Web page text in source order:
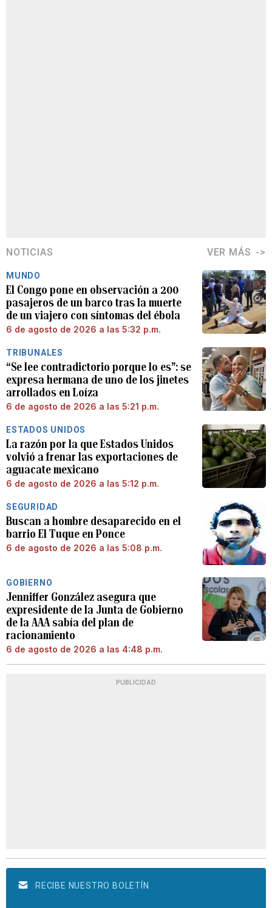
NOTICIAS VER MÁS
MUNDO
El Congo pone en observación a 200
pasajeros de un barco tras la muerte
de un viajero con síntomas del ébola
6 de agosto de 2026 a las 5:32 p.m.
TRIBUNALES
“Se lee contradictorio porque lo es”: se
expresa hermana de uno de los jinetes
arrollados en Loíza
6 de agosto de 2026 a las 5:21 p.m.
ESTADOS UNIDOS
La razón por la que Estados Unidos
volvió a frenar las exportaciones de
aguacate mexicano
6 de agosto de 2026 a las 5:12 p.m.
SEGURIDAD
Buscan a hombre desaparecido en el
barrio El Tuque en Ponce
6 de agosto de 2026 a las 5:08 p.m.
GOBIERNO
Jenniffer González asegura que
expresidente de la Junta de Gobierno
de la AAA sabía del plan de
racionamiento
6 de agosto de 2026 a las 4:48 p.m.
PUBLICIDAD
RECIBE NUESTRO BOLETÍN